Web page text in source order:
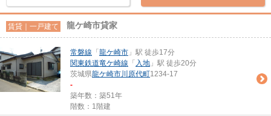
賃貸｜一戸建て 龍ケ崎市貸家
常磐線 「 龍ケ崎市 」駅 徒歩17分
関東鉄道竜ケ崎線 「 入地 」駅 徒歩20分
茨城県龍ケ崎市川原代町1234-17
-
築年数：築51年
階数：1階建